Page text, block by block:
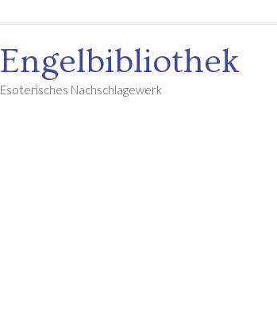
Engelbibliothek
Esoterisches Nachschlagewerk